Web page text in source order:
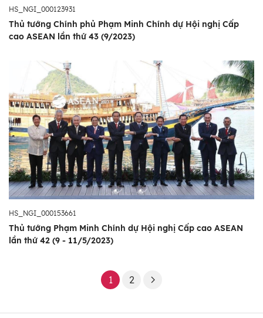
HS_NGI_000123931
Thủ tướng Chính phủ Phạm Minh Chính dự Hội nghị Cấp
cao ASEAN lần thứ 43 (9/2023)
HS_NGI_000153661
Thủ tướng Phạm Minh Chính dự Hội nghị Cấp cao ASEAN
lần thứ 42 (9 - 11/5/2023)
1 2